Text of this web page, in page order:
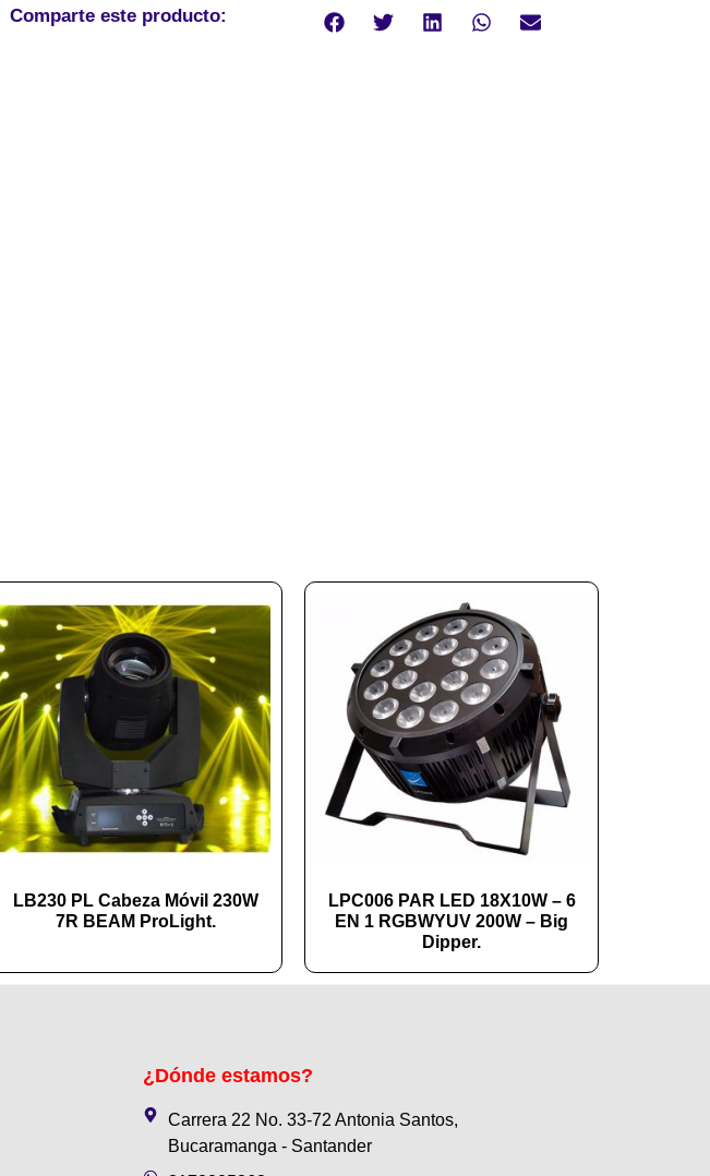
Comparte este producto:
LB230 PL Cabeza Móvil 230W
7R BEAM ProLight.
LPC006 PAR LED 18X10W – 6
EN 1 RGBWYUV 200W – Big
Dipper.
¿Dónde estamos?
Carrera 22 No. 33-72 Antonia Santos,
Bucaramanga - Santander